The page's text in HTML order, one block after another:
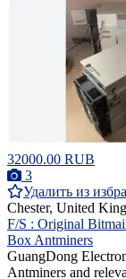
32000.00 RUB
3
Удалить из
Chester, United
F/S : Original
Box Antminers
GuangDong
Antminers and